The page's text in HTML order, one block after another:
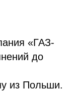
«ГАЗ-
до
из Польши.